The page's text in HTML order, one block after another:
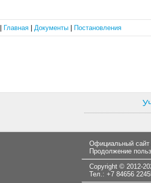
Главная Документы Постановления
Официальный сайт
Продолжение
Copyright © 2012-
Тел.: +7 84656